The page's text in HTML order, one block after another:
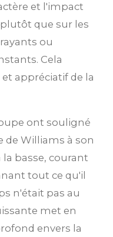
et l'impact
plutôt que sur les
ou
Cela
appréciatif de la
ont souligné
de Williams à son
basse, courant
tout ce qu'il
n'était pas au
met en
envers la